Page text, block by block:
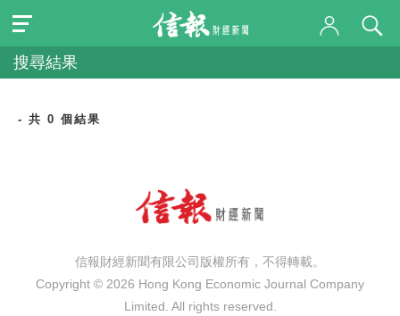
搜尋結果
- 共 0 個結果
信報財經新聞有限公司版權所有，不得轉載。
Copyright © 2026 Hong Kong Economic Journal Company
Limited. All rights reserved.